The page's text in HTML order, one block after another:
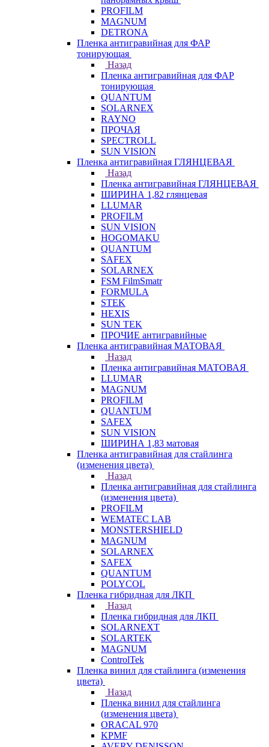
PROFILM
MAGNUM
DETRONA
Пленка антигравийная для ФАР
тонирующая
Назад
Пленка антигравийная для ФАР
тонирующая
QUANTUM
SOLARNEX
RAYNO
ПРОЧАЯ
SPECTROLL
SUN VISION
Пленка антигравийная ГЛЯНЦЕВАЯ
Назад
Пленка антигравийная ГЛЯНЦЕВАЯ
ШИРИНА 1,82 глянцевая
LLUMAR
PROFILM
SUN VISION
HOGOMAKU
QUANTUM
SAFEX
SOLARNEX
FSM FilmSmatr
FORMULA
STEK
HEXIS
SUN TEK
ПРОЧИЕ антигравийные
Пленка антигравийная МАТОВАЯ
Назад
Пленка антигравийная МАТОВАЯ
LLUMAR
MAGNUM
PROFILM
QUANTUM
SAFEX
SUN VISION
ШИРИНА 1,83 матовая
Пленка антигравийная для стайлинга
(изменения цвета)
Назад
Пленка антигравийная для стайлинга
(изменения цвета)
PROFILM
WEMATEC LAB
MONSTERSHIELD
MAGNUM
SOLARNEX
SAFEX
QUANTUM
POLYCOL
Пленка гибридная для ЛКП
Назад
Пленка гибридная для ЛКП
SOLARNEXT
SOLARTEK
MAGNUM
ControlTek
Пленка винил для стайлинга (изменения
цвета)
Назад
Пленка винил для стайлинга
(изменения цвета)
ORACAL 970
KPMF